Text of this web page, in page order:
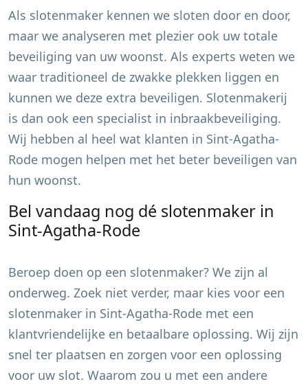
Als slotenmaker kennen we sloten door en door,
maar we analyseren met plezier ook uw totale
beveiliging van uw woonst. Als experts weten we
waar traditioneel de zwakke plekken liggen en
kunnen we deze extra beveiligen. Slotenmakerij
is dan ook een specialist in inbraakbeveiliging.
Wij hebben al heel wat klanten in Sint-Agatha-
Rode mogen helpen met het beter beveiligen van
hun woonst.
Bel vandaag nog dé slotenmaker in
Sint-Agatha-Rode
Beroep doen op een slotenmaker? We zijn al
onderweg. Zoek niet verder, maar kies voor een
slotenmaker in Sint-Agatha-Rode met een
klantvriendelijke en betaalbare oplossing. Wij zijn
snel ter plaatsen en zorgen voor een oplossing
voor uw slot. Waarom zou u met een andere